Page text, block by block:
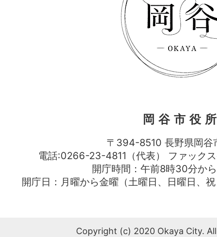
岡谷市役
〒394-8510 長野県岡谷
電話:0266-23-4811（代表） ファッ
開庁時間：午前8時30分か
開庁日：月曜から金曜（土曜日、日曜日、
Copyright (c) 2020 Okaya City.